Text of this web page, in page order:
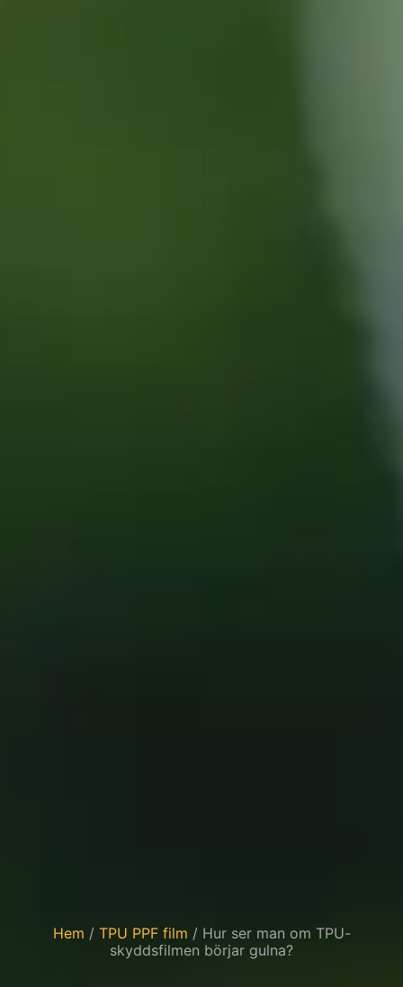
Hem / TPU PPF film / Hur ser man om TPU-
skyddsfilmen börjar gulna?